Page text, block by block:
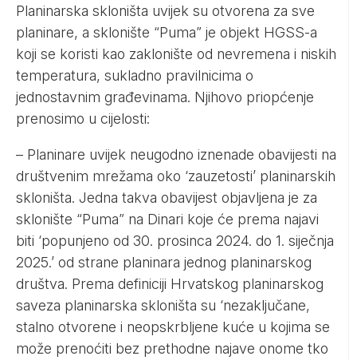
Planinarska skloništa uvijek su otvorena za sve
planinare, a sklonište “Puma” je objekt HGSS-a
koji se koristi kao zaklonište od nevremena i niskih
temperatura, sukladno pravilnicima o
jednostavnim građevinama. Njihovo priopćenje
prenosimo u cijelosti:
– Planinare uvijek neugodno iznenade obavijesti na
društvenim mrežama oko ‘zauzetosti’ planinarskih
skloništa. Jedna takva obavijest objavljena je za
sklonište “Puma” na Dinari koje će prema najavi
biti ‘popunjeno od 30. prosinca 2024. do 1. siječnja
2025.’ od strane planinara jednog planinarskog
društva. Prema definiciji Hrvatskog planinarskog
saveza planinarska skloništa su ‘nezaključane,
stalno otvorene i neopskrbljene kuće u kojima se
može prenoćiti bez prethodne najave onome tko